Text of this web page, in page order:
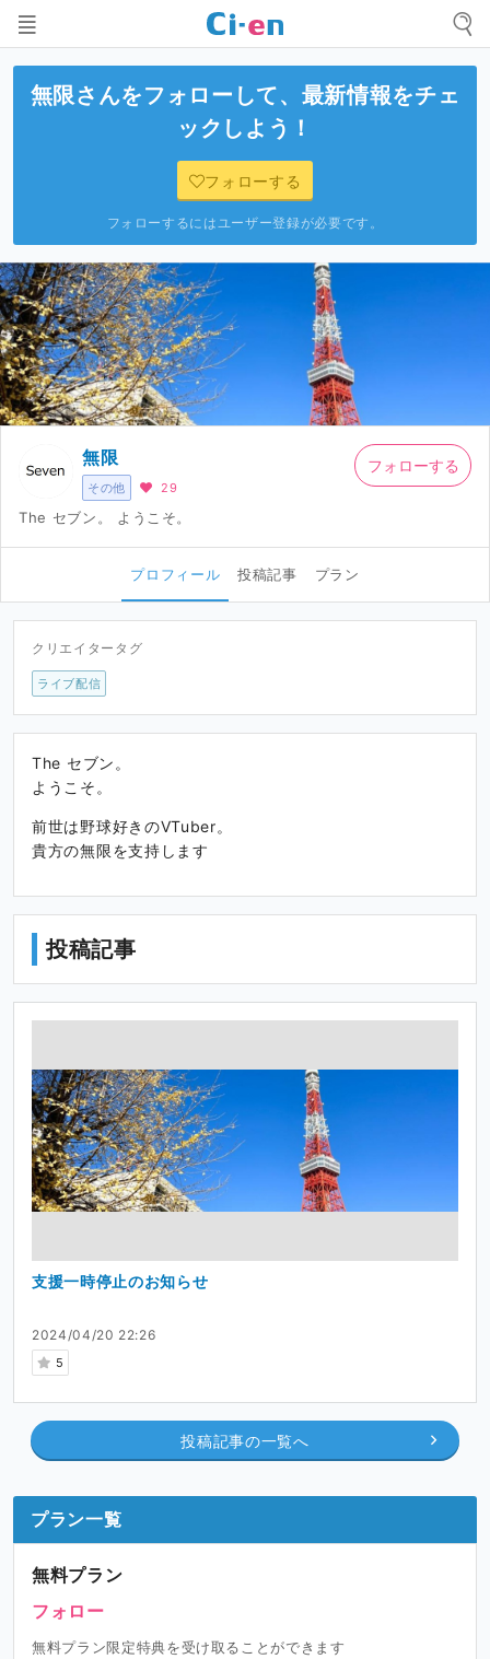
無限さんをフォローして、最新情報をチェ
ックしよう！
フォローする
フォローするにはユーザー登録が必要です。
その他
無限
29
The セブン。 ようこそ。
フォローする
プロフィール 投稿記事 プラン
クリエイタータグ
ライブ配信
The セブン。
ようこそ。
前世は野球好きのVTuber。
貴方の無限を支持します
投稿記事
2024/04/20 22:26
5
支援一時停止のお知らせ
投稿記事の一覧へ
プラン一覧
無料プラン
フォロー
無料プラン限定特典を受け取ることができます